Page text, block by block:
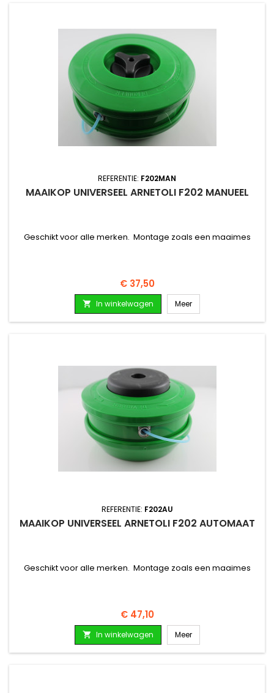
REFERENTIE: F202MAN
MAAIKOP UNIVERSEEL ARNETOLI F202 MANUEEL
Geschikt voor alle merken. Montage zoals een maaimes
Prijs
€ 37,50
 In winkelwagen Meer
REFERENTIE: F202AU
MAAIKOP UNIVERSEEL ARNETOLI F202 AUTOMAAT
Geschikt voor alle merken. Montage zoals een maaimes
Prijs
€ 47,10
 In winkelwagen Meer